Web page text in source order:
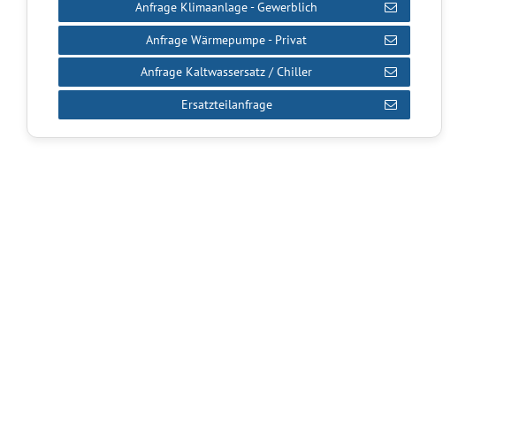
Anfrage Klimaanlage - Gewerblich
Anfrage Wärmepumpe - Privat
Anfrage Kaltwassersatz / Chiller
Ersatzteilanfrage